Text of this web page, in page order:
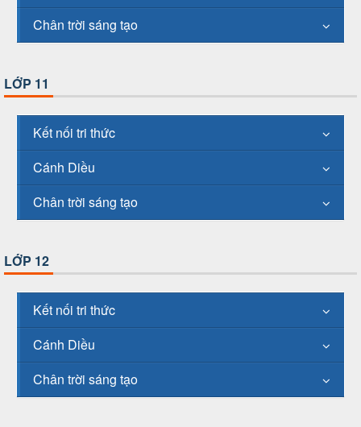
Chân trời sáng tạo
LỚP 11
Kết nối tri thức
Cánh Diều
Chân trời sáng tạo
LỚP 12
Kết nối tri thức
Cánh Diều
Chân trời sáng tạo